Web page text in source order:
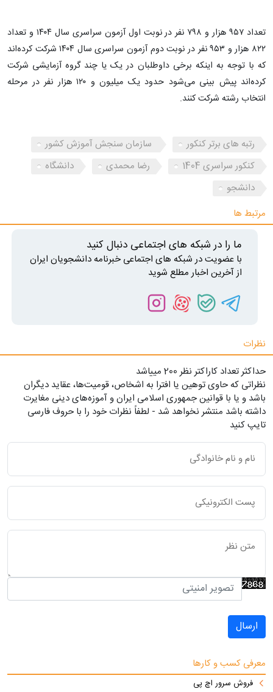
تعداد ۹۵۷ هزار و ۷۹۸ نفر در نوبت اول آزمون سراسری سال ۱۴۰۴ و تعداد
۸۲۲ هزار و ۹۵۳ نفر در نوبت دوم آزمون سراسری سال ۱۴۰۴ شرکت کرده‌اند
که با توجه به اینکه برخی داوطلبان در یک یا چند گروه آزمایشی شرکت
کرده‌اند پیش بینی می‌شود حدود یک میلیون و ۱۲۰ هزار نفر در مرحله
انتخاب رشته شرکت کنند.
رتبه‌ های برتر کنکور
سازمان سنجش آموزش کشور
کنکور سراسری 1404
رضا محمدی
دانشگاه
دانشجو
مرتبط ها
ما را در شبکه های اجتماعی دنبال کنید
با عضویت در شبکه های اجتماعی خبرنامه دانشجویان ایران
از آخرین اخبار مطلع شوید
نظرات
حداکثر تعداد کاراکتر نظر 200 ميياشد
نظراتی که حاوی توهین یا افترا به اشخاص، قومیت‌ها، عقاید دیگران
باشد و یا با قوانین جمهوری اسلامی ایران و آموزه‌های دینی مغایرت
داشته باشد منتشر نخواهد شد - لطفاً نظرات خود را با حروف فارسی
تایپ کنید
ارسال
معرفی کسب و کارها
فروش سرور اچ پی